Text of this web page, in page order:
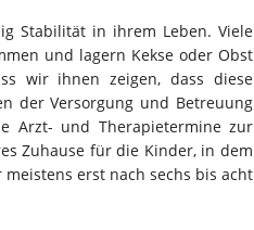
Stabilität in ihrem Leben. Viele
und lagern Kekse oder Obst
wir ihnen zeigen, dass diese
der Versorgung und Betreuung
Arzt- und Therapietermine zur
Zuhause für die Kinder, in dem
erst nach sechs bis acht